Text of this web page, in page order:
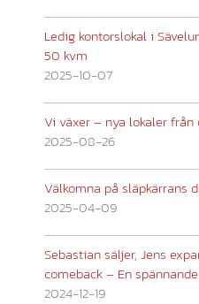
Ledig kontorslokal i
50 kvm
2025-10-07
Vi växer – nya lokaler från
2025-08-26
Välkomna på släpkärrans
2025-04-09
Sebastian säljer, Jens
comeback – En
2024-12-19